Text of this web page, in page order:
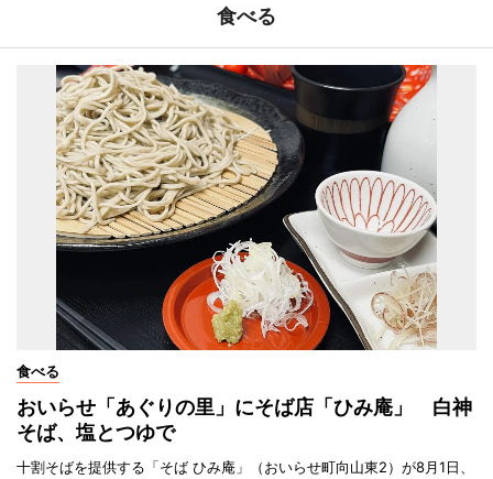
食べる
食べる
おいらせ「あぐりの里」にそば店「ひみ庵」 白神
そば、塩とつゆで
十割そばを提供する「そば ひみ庵」（おいらせ町向山東2）が8月1日、